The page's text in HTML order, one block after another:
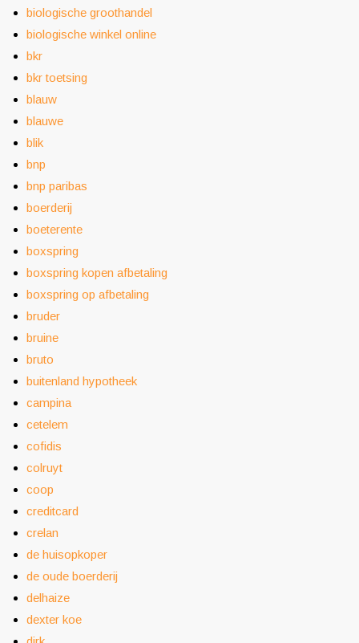
biologische groothandel
biologische winkel online
bkr
bkr toetsing
blauw
blauwe
blik
bnp
bnp paribas
boerderij
boeterente
boxspring
boxspring kopen afbetaling
boxspring op afbetaling
bruder
bruine
bruto
buitenland hypotheek
campina
cetelem
cofidis
colruyt
coop
creditcard
crelan
de huisopkoper
de oude boerderij
delhaize
dexter koe